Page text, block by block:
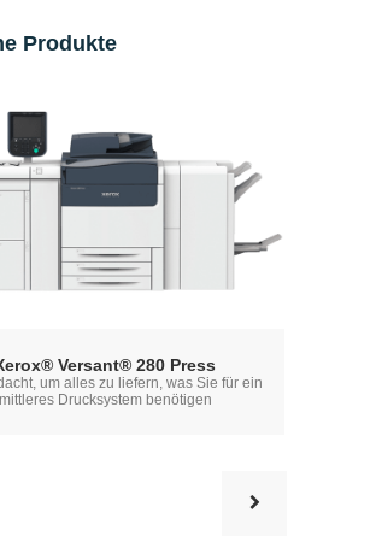
Produkte
Versant® 280 Press
um alles zu liefern, was Sie für ein
Drucksystem benötigen